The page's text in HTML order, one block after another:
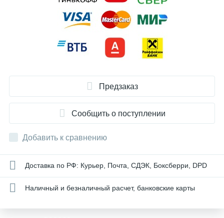
Предзаказ
Сообщить о поступлении
Добавить к сравнению
Доставка по РФ: Курьер, Почта, СДЭК, Боксберри, DPD
Наличный и безналичный расчет, банковские карты